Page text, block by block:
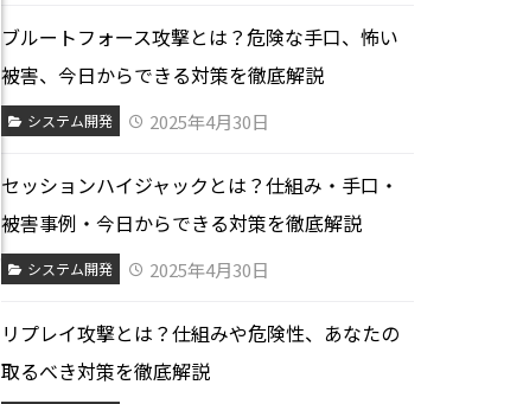
ブルートフォース攻撃とは？危険な手口、怖い
被害、今日からできる対策を徹底解説
システム開発 2025年4月30日
セッションハイジャックとは？仕組み・手口・
被害事例・今日からできる対策を徹底解説
システム開発 2025年4月30日
リプレイ攻撃とは？仕組みや危険性、あなたの
取るべき対策を徹底解説